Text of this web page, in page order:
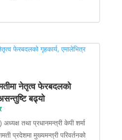
नेतृत्व फेरबदलको
बढ्यो
तथा प्रधानमन्त्री केपी शर्मा
प्रदेशमा मुख्यमन्त्री परिवर्तनको